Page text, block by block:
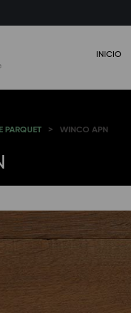
INICIO
PARQUET WINCO APN